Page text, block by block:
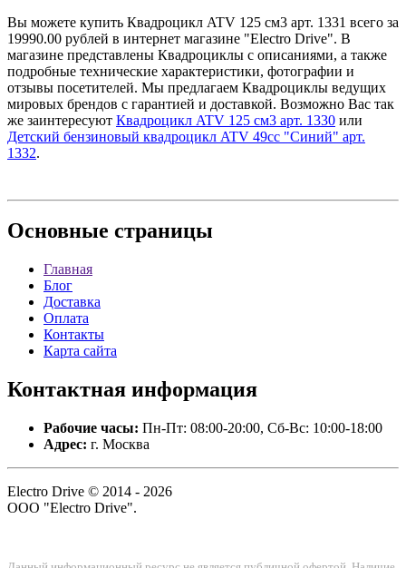
Вы можете купить Квадроцикл ATV 125 см3 арт. 1331 всего за
19990.00 рублей в интернет магазине "Electro Drive". В
магазине представлены Квадроциклы с описаниями, а также
подробные технические характеристики, фотографии и
отзывы посетителей. Мы предлагаем Квадроциклы ведущих
мировых брендов с гарантией и доставкой. Возможно Вас так
же заинтересуют Квадроцикл ATV 125 см3 арт. 1330 или
Детский бензиновый квадроцикл ATV 49cc "Синий" арт.
1332.
Основные страницы
Главная
Блог
Доставка
Оплата
Контакты
Карта сайта
Контактная информация
Рабочие часы: Пн-Пт: 08:00-20:00, Сб-Вс: 10:00-18:00
Адрес: г. Москва
Electro Drive © 2014 - 2026
ООО "Electro Drive".